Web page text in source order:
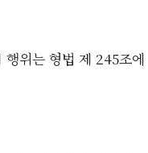
행위는 형법 제 245조에